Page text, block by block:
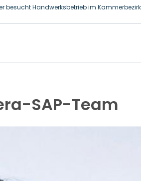
zur erfolgreichen Eingewöhnung
SAP-Team